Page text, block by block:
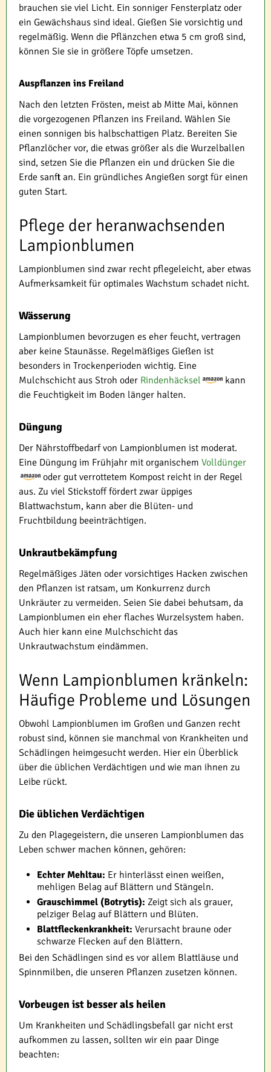
brauchen sie viel Licht. Ein sonniger Fensterplatz oder
ein Gewächshaus sind ideal. Gießen Sie vorsichtig und
regelmäßig. Wenn die Pflänzchen etwa 5 cm groß sind,
können Sie sie in größere Töpfe umsetzen.
Auspflanzen ins Freiland
Nach den letzten Frösten, meist ab Mitte Mai, können
die vorgezogenen Pflanzen ins Freiland. Wählen Sie
einen sonnigen bis halbschattigen Platz. Bereiten Sie
Pflanzlöcher vor, die etwas größer als die Wurzelballen
sind, setzen Sie die Pflanzen ein und drücken Sie die
Erde sanft an. Ein gründliches Angießen sorgt für einen
guten Start.
Pflege der heranwachsenden
Lampionblumen
Lampionblumen sind zwar recht pflegeleicht, aber etwas
Aufmerksamkeit für optimales Wachstum schadet nicht.
Wässerung
Lampionblumen bevorzugen es eher feucht, vertragen
aber keine Staunässe. Regelmäßiges Gießen ist
besonders in Trockenperioden wichtig. Eine
Mulchschicht aus Stroh oder Rindenhäcksel
kann
die Feuchtigkeit im Boden länger halten.
Düngung
Der Nährstoffbedarf von Lampionblumen ist moderat.
Eine Düngung im Frühjahr mit organischem Volldünger
oder gut verrottetem Kompost reicht in der Regel
aus. Zu viel Stickstoff fördert zwar üppiges
Blattwachstum, kann aber die Blüten- und
Fruchtbildung beeinträchtigen.
Unkrautbekämpfung
Regelmäßiges Jäten oder vorsichtiges Hacken zwischen
den Pflanzen ist ratsam, um Konkurrenz durch
Unkräuter zu vermeiden. Seien Sie dabei behutsam, da
Lampionblumen ein eher flaches Wurzelsystem haben.
Auch hier kann eine Mulchschicht das
Unkrautwachstum eindämmen.
Wenn Lampionblumen kränkeln:
Häufige Probleme und Lösungen
Obwohl Lampionblumen im Großen und Ganzen recht
robust sind, können sie manchmal von Krankheiten und
Schädlingen heimgesucht werden. Hier ein Überblick
über die üblichen Verdächtigen und wie man ihnen zu
Leibe rückt.
Die üblichen Verdächtigen
Zu den Plagegeistern, die unseren Lampionblumen das
Leben schwer machen können, gehören:
Echter Mehltau: Er hinterlässt einen weißen,
mehligen Belag auf Blättern und Stängeln.
Grauschimmel (Botrytis): Zeigt sich als grauer,
pelziger Belag auf Blättern und Blüten.
Blattfleckenkrankheit: Verursacht braune oder
schwarze Flecken auf den Blättern.
Bei den Schädlingen sind es vor allem Blattläuse und
Spinnmilben, die unseren Pflanzen zusetzen können.
Vorbeugen ist besser als heilen
Um Krankheiten und Schädlingsbefall gar nicht erst
aufkommen zu lassen, sollten wir ein paar Dinge
beachten: